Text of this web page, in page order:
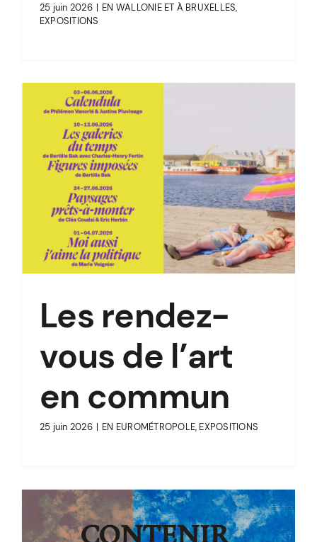
25 juin 2026 | EN WALLONIE ET À BRUXELLES,
EXPOSITIONS
Les rendez-
vous de l’art
en commun
25 juin 2026 | EN EUROMÉTROPOLE, EXPOSITIONS